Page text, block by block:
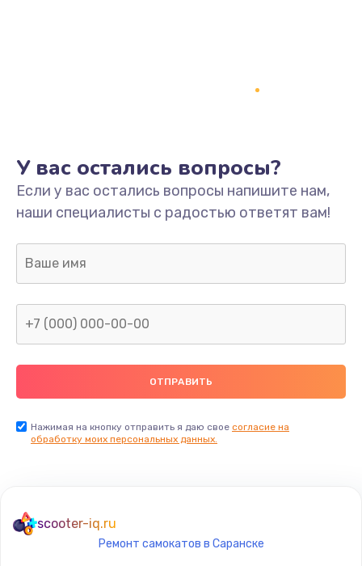
У вас остались вопросы?
Если у вас остались вопросы напишите нам,
наши специалисты с радостью ответят вам!
Нажимая на кнопку отправить я даю свое согласие на
обработку моих персональных данных.
scooter-iq.ru
Ремонт самокатов в Саранске